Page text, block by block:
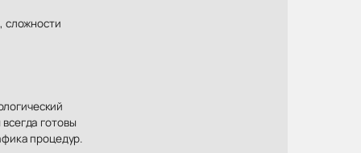
сложности
готовы
процедур.